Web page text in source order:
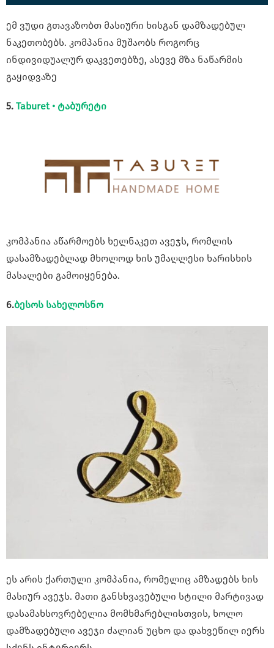
ემ ვუდი გთავაზობთ მასიური ხისგან დამზადებულ
ნაკეთობებს. კომპანია მუშაობს როგორც
ინდივიდუალურ დაკვეთებზე, ასევე მზა ნაწარმის
გაყიდვაზე
5. Taburet • ტაბურეტი
კომპანია აწარმოებს ხელნაკეთ ავეჯს, რომლის
დასამზადებლად მხოლოდ ხის უმაღლესი ხარისხის
მასალები გამოიყენება.
6.ბესოს სახელოსნო
ეს არის ქართული კომპანია, რომელიც ამზადებს ხის
მასიურ ავეჯს. მათი განსხვავებული სტილი მარტივად
დასამახსოვრებელია მომხმარებლისთვის, ხოლო
დამზადებული ავეჯი ძალიან უცხო და დახვეწილ იერს